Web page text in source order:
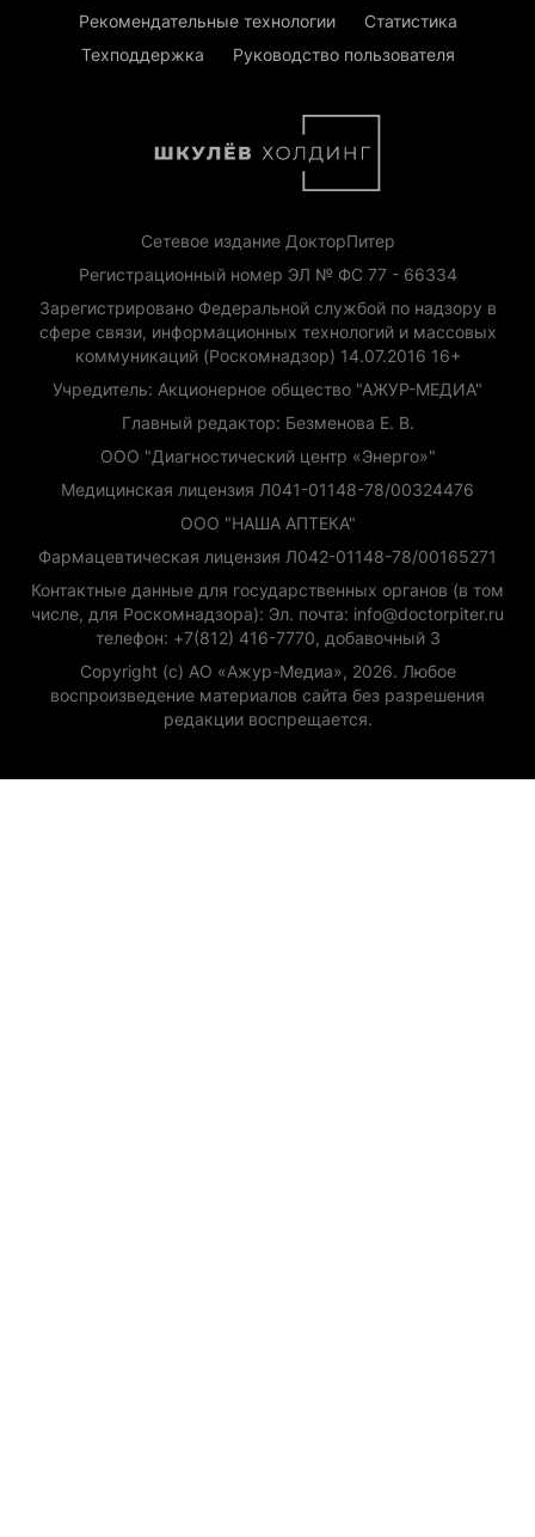
Рекомендательные технологии
Статистика
Техподдержка
Руководство пользователя
Сетевое издание ДокторПитер
Регистрационный номер ЭЛ № ФС 77 - 66334
Зарегистрировано Федеральной службой по надзору в
сфере связи, информационных технологий и массовых
коммуникаций (Роскомнадзор) 14.07.2016 16+
Учредитель: Акционерное общество "АЖУР-МЕДИА"
Главный редактор: Безменова Е. В.
ООО "Диагностический центр «Энерго»"
Медицинская лицензия Л041-01148-78/00324476
ООО "НАША АПТЕКА"
Фармацевтическая лицензия Л042-01148-78/00165271
Контактные данные для государственных органов (в том
числе, для Роскомнадзора): Эл. почта: info@doctorpiter.ru
телефон: +7(812) 416-7770, добавочный 3
Copyright (с) АО «Ажур-Медиа», 2026. Любое
воспроизведение материалов сайта без разрешения
редакции воспрещается.